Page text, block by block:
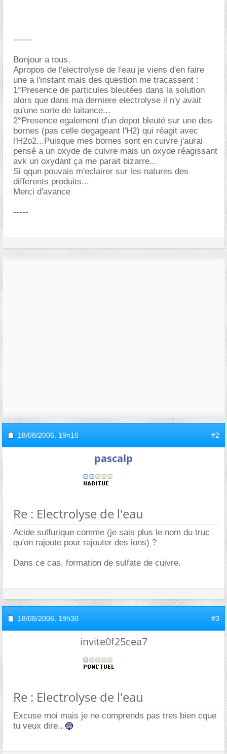
------
Bonjour a tous,
Apropos de l'electrolyse de l'eau je viens d'en faire
une a l'instant mais des question me tracassent :
1°Presence de particules bleutées dans la solution
alors que dans ma derniere electrolyse il n'y avait
qu'une sorte de laitance...
2°Presence egalement d'un depot bleuté sur une des
bornes (pas celle degageant l'H2) qui réagit avec
l'H2o2...Puisque mes bornes sont en cuivre j'aurai
pensé a un oxyde de cuivre mais un oxyde réagissant
avk un oxydant ça me parait bizarre...
Si qqun pouvais m'eclairer sur les natures des
differents produits...
Merci d'avance
-----
18/08/2006, 19h10 #2
pascalp
Re : Electrolyse de l'eau
Acide sulfurique comme (je sais plus le nom du truc
qu'on rajoute pour rajouter des ions) ?
Dans ce cas, formation de sulfate de cuivre.
18/08/2006, 19h30 #3
invite0f25cea7
Re : Electrolyse de l'eau
Excuse moi mais je ne comprends pas tres bien cque
tu veux dire...